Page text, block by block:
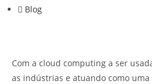
Blog
Com a cloud computing a ser
as indústrias e atuando como